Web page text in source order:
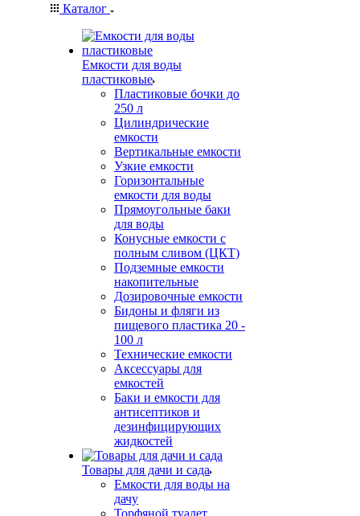
Каталог
Емкости для воды
пластиковые
Пластиковые бочки до
250 л
Цилиндрические
емкости
Вертикальные емкости
Узкие емкости
Горизонтальные
емкости для воды
Прямоугольные баки
для воды
Конусные емкости с
полным сливом (ЦКТ)
Подземные емкости
накопительные
Дозировочные емкости
Бидоны и фляги из
пищевого пластика 20 -
100 л
Технические емкости
Аксессуары для
емкостей
Баки и емкости для
антисептиков и
дезинфицирующих
жидкостей
Товары для дачи и сада
Емкости для воды на
дачу
Торфяной туалет